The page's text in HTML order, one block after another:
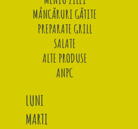
MÂNCĂRURI GĂTITE
PREPARATE GRILL
SALATE
ALTE PRODUSE
ANPC
LUNI
MARTI